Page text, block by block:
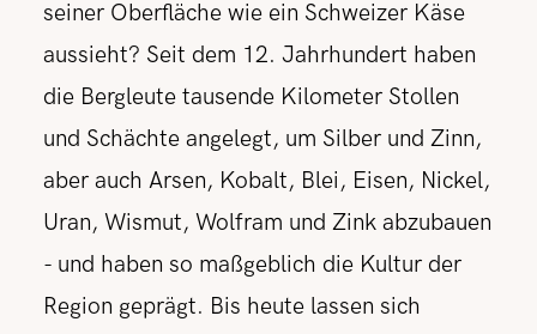
seiner Oberfläche wie ein Schweizer Käse
aussieht? Seit dem 12. Jahrhundert haben
die Bergleute tausende Kilometer Stollen
und Schächte angelegt, um Silber und Zinn,
aber auch Arsen, Kobalt, Blei, Eisen, Nickel,
Uran, Wismut, Wolfram und Zink abzubauen
- und haben so maßgeblich die Kultur der
Region geprägt. Bis heute lassen sich